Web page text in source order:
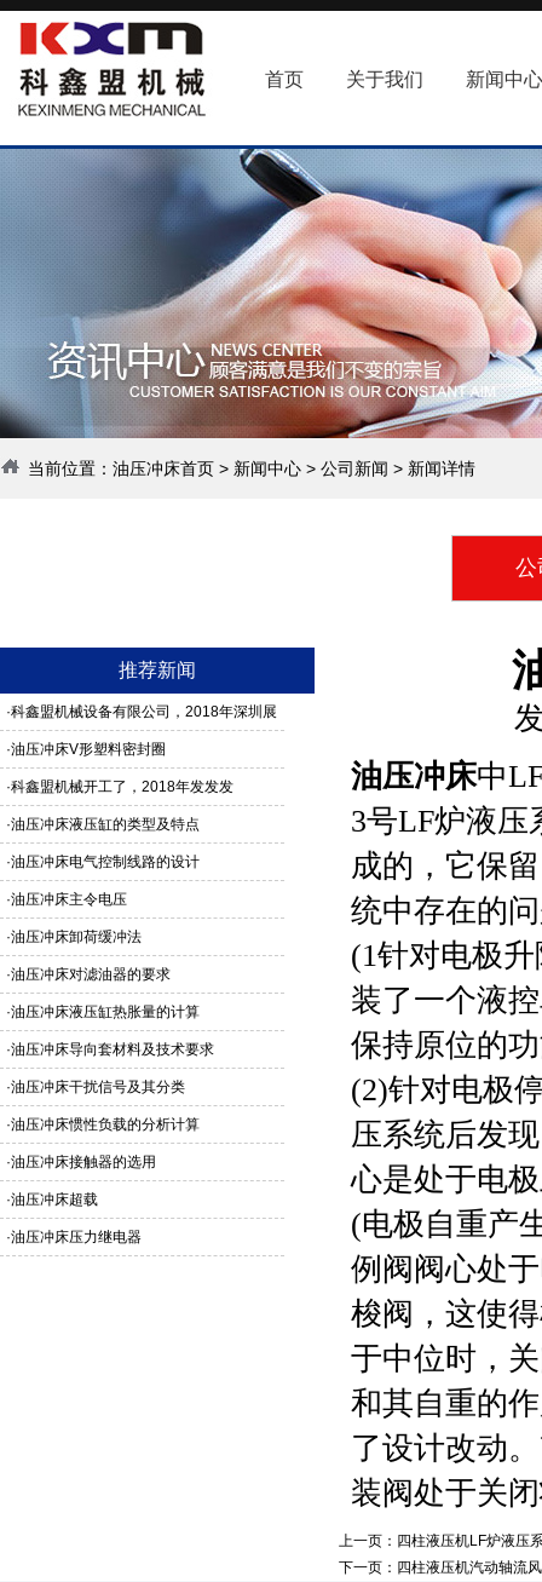
首页 关于我们 新闻中心
当前位置： 油压冲床首页 > 新闻中心 > 公司新闻 > 新闻详情
公
推荐新闻
·科鑫盟机械设备有限公司，2018年深圳展
馆3G24号，欢迎新老客户莅临参观
·油压冲床V形塑料密封圈
·科鑫盟机械开工了，2018年发发发
·油压冲床液压缸的类型及特点
·油压冲床电气控制线路的设计
·油压冲床主令电压
·油压冲床卸荷缓冲法
·油压冲床对滤油器的要求
·油压冲床液压缸热胀量的计算
·油压冲床导向套材料及技术要求
·油压冲床干扰信号及其分类
·油压冲床惯性负载的分析计算
·油压冲床接触器的选用
·油压冲床超载
·油压冲床压力继电器
油压冲床中
3号LF炉液压
成的，它保
统中存在的
(1针对电极
装了一个液
保持原位的
(2)针对电极
压系统后发
心是处于电
(电极自重产
例阀阀心处
梭阀，这使
于中位时，
和其自重的
了设计改动
装阀处于关
上一页： 四柱液压机LF炉液压
下一页： 四柱液压机汽动轴流